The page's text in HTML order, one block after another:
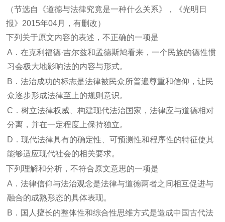
（节选自《道德与法律究竟是一种什么关系》，《光明日
报》2015年04月，有删改）
下列关于原文内容的表述，不正确的一项是
A．在克利福德·吉尔兹和孟德斯鸠看来，一个民族的德性惯
习会极大地影响法的内容与形式。
B．法治成功的标志是法律被民众所普遍尊重和信仰，让民
众逐步形成法律至上的规则意识。
C．树立法律权威、构建现代法治国家，法律应与道德相对
分离，并在一定程度上保持独立。
D．现代法律具有的确定性、可预测性和程序性的特征使其
能够适应现代社会的相关要求。
下列理解和分析，不符合原文意思的一项是
A．法律信仰与法治观念是法律与道德两者之间相互促进与
融合的成熟形态的具体表现。
B．国人擅长的整体性和综合性思维方式是造成中国古代法